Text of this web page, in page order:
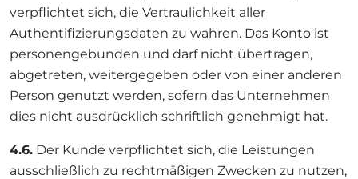
verpflichtet sich, die Vertraulichkeit aller
Authentifizierungsdaten zu wahren. Das Konto ist
personengebunden und darf nicht übertragen,
abgetreten, weitergegeben oder von einer anderen
Person genutzt werden, sofern das Unternehmen
dies nicht ausdrücklich schriftlich genehmigt hat.
4.6. Der Kunde verpflichtet sich, die Leistungen
ausschließlich zu rechtmäßigen Zwecken zu nutzen,